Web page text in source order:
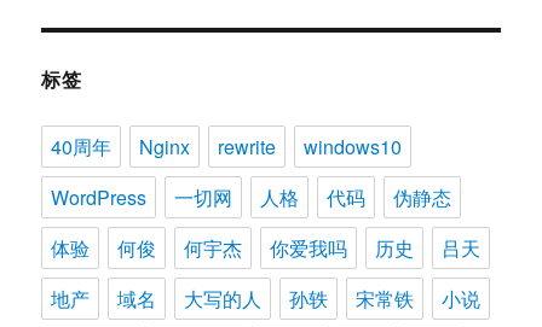
标签
40周年 Nginx rewrite
windows10
WordPress
一切网 人格 代码
伪静态
体验
何俊 何宇杰 你爱我吗 历史
吕天
地产
域名 大写的人 孙轶 宋常铁
小说